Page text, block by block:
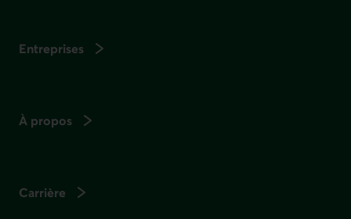
Entreprises
À propos
Carrière